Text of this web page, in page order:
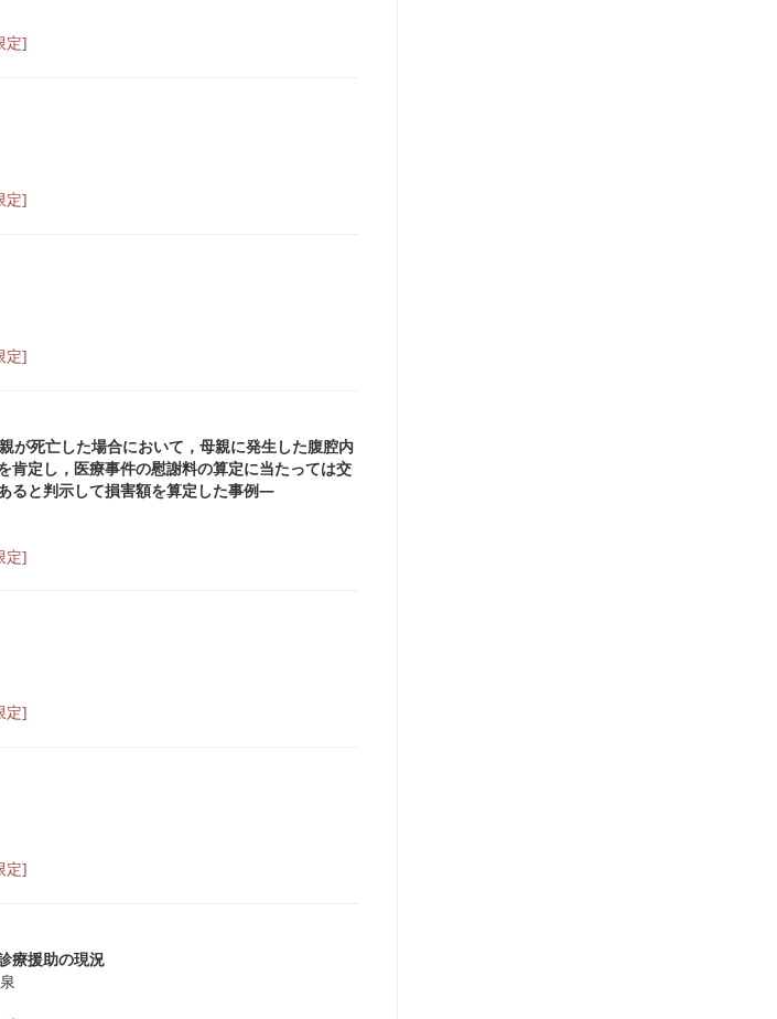
定]
定]
定]
死亡した場合において，母親に発生した腹腔内
肯定し，医療事件の慰謝料の算定に当たっては交
ると判示して損害額を算定した事例―
定]
定]
定]
療援助の現況